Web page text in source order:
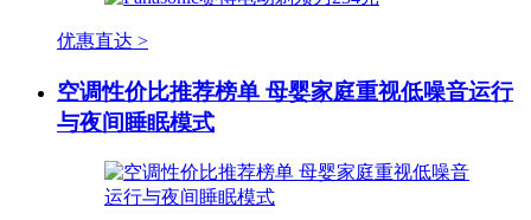
优惠直达 >
空调性价比推荐榜单 母婴家庭重视低噪音运行
与夜间睡眠模式